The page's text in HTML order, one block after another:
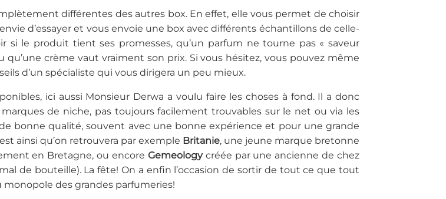
différentes des autres box. En effet, elle vous permet de choisir
d’essayer et vous envoie une box avec différents échantillons de celle-
si le produit tient ses promesses, qu’un parfum ne tourne pas « saveur
qu’une crème vaut vraiment son prix. Si vous hésitez, vous pouvez même
d’un spécialiste qui vous dirigera un peu mieux.
ici aussi Monsieur Derwa a voulu faire les choses à fond. Il a donc
de niche, pas toujours facilement trouvables sur le net ou via les
bonne qualité, souvent avec une bonne expérience et pour une grande
ainsi qu’on retrouvera par exemple Britanie, une jeune marque bretonne
en Bretagne, ou encore Gemeologycréée par une ancienne de chez
de bouteille). La fête! On a enfin l’occasion de sortir de tout ce que tout
des grandes parfumeries!